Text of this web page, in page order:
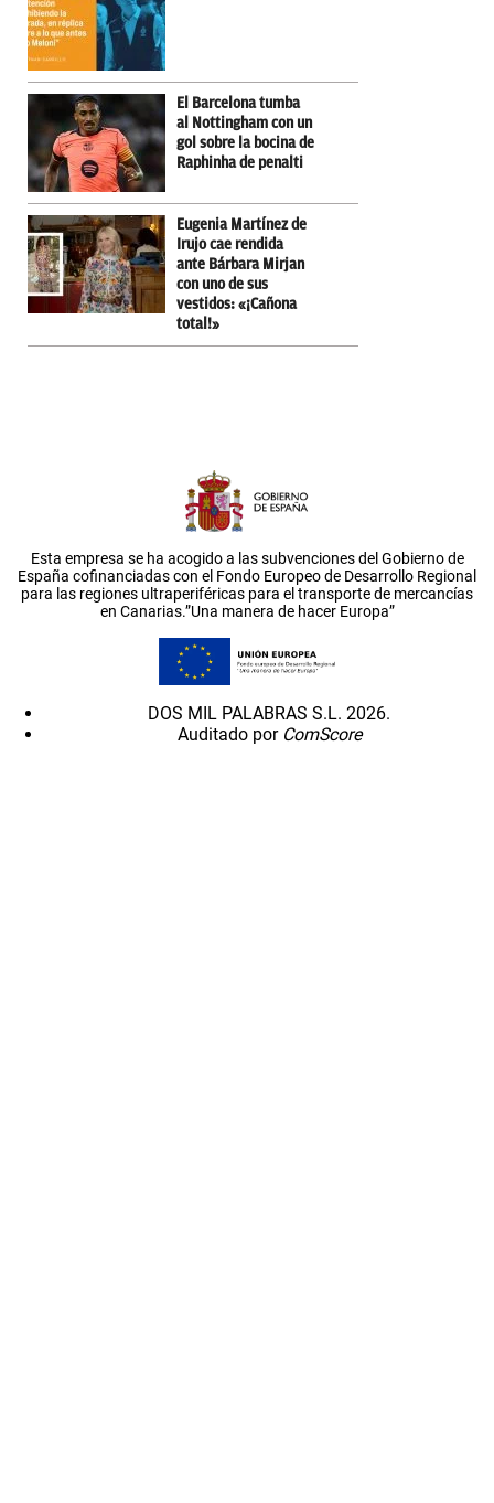
El Barcelona tumba
al Nottingham con un
gol sobre la bocina de
Raphinha de penalti
Eugenia Martínez de
Irujo cae rendida
ante Bárbara Mirjan
con uno de sus
vestidos: «¡Cañona
total!»
Esta empresa se ha acogido a las subvenciones del Gobierno de
España cofinanciadas con el Fondo Europeo de Desarrollo Regional
para las regiones ultraperiféricas para el transporte de mercancías
en Canarias.”Una manera de hacer Europa”
DOS MIL PALABRAS S.L. 2026.
Auditado por ComScore